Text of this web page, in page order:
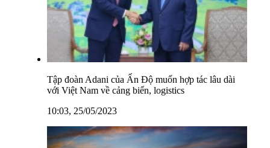
Tập đoàn Adani của Ấn Độ muốn hợp tác lâu dài
với Việt Nam về cảng biển, logistics
10:03, 25/05/2023